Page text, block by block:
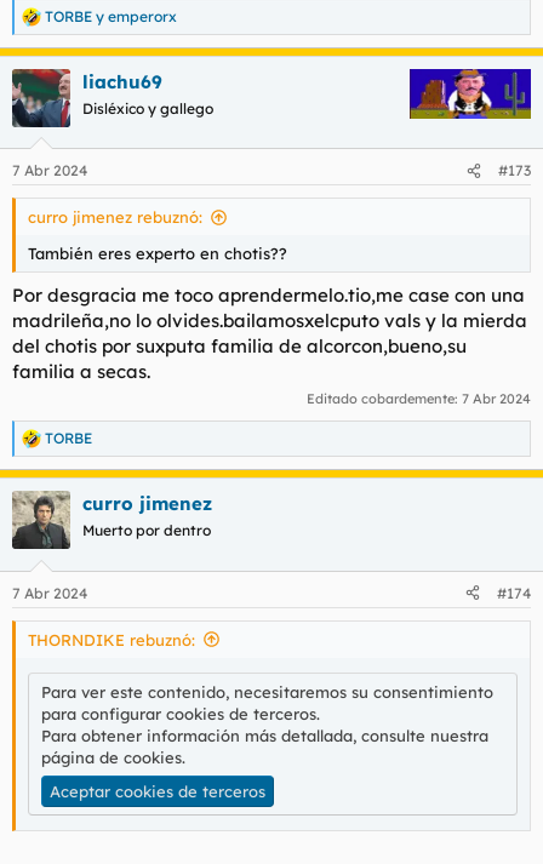
R
e
a
c
c
e
s
TORBE y emperorx
liachu69
Disléxico y gallego
7 Abr 2024 #173
curro jimenez rebuznó:
También eres experto en chotis??
Por desgracia me toco aprendermelo.tio,me case con una
madrileña,no lo olvides.bailamosxelcputo vals y la mierda
del chotis por suxputa familia de alcorcon,bueno,su
familia a secas.
Editado cobardemente: 7 Abr 2024
R
e
a
c
c
e
s
TORBE
curro jimenez
Muerto por dentro
7 Abr 2024 #174
THORNDIKE rebuznó:
Para ver este contenido, necesitaremos su consentimiento
para configurar cookies de terceros.
Para obtener información más detallada, consulte nuestra
página de cookies.
Aceptar cookies de terceros